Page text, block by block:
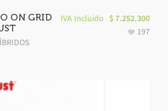
ON GRID
IVA Incluido $7.252.300
197